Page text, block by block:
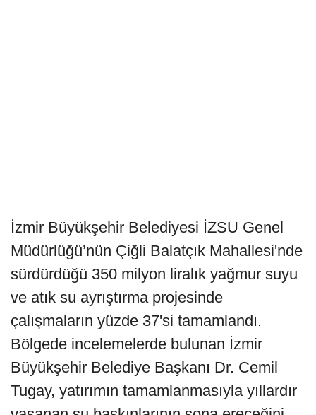
İzmir Büyükşehir Belediyesi İZSU Genel
Müdürlüğü’nün Çiğli Balatçık Mahallesi'nde
sürdürdüğü 350 milyon liralık yağmur suyu
ve atık su ayrıştırma projesinde
çalışmaların yüzde 37'si tamamlandı.
Bölgede incelemelerde bulunan İzmir
Büyükşehir Belediye Başkanı Dr. Cemil
Tugay, yatırımın tamamlanmasıyla yıllardır